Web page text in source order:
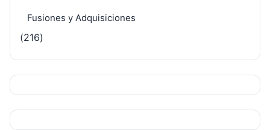
Fusiones y Adquisiciones
(216)